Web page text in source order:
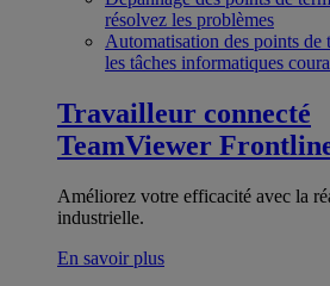
résolvez les problèmes
Automatisation des points de
les tâches informatiques
Travailleur connecté
TeamViewer
Améliorez votre efficacité avec la
industrielle.
En savoir plus